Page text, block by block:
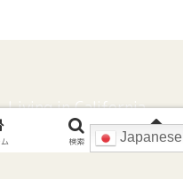
Living in California
バシーポリシー | Privacy Policy
検索 トップ
Japanese